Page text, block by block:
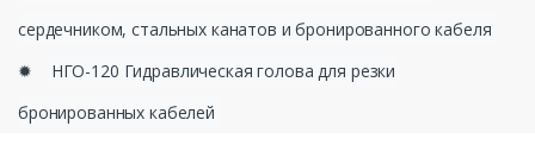
сердечником, стальных канатов и бронированного кабеля
✹
НГО-120 Гидравлическая голова для резки
бронированных кабелей